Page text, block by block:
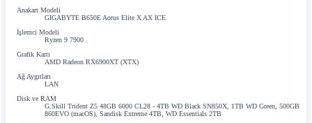
Anakart Modeli
GIGABYTE B650E Aorus Elite X AX ICE
İşlemci Modeli
Ryzen 9 7900
Grafik Kartı
AMD Radeon RX6900XT (XTX)
Ağ Aygıtları
LAN
Disk ve RAM
G.Skill Trident Z5 48GB 6000 CL28 - 4TB WD Black SN850X, 1TB WD Green, 500GB
860EVO (macOS), Sandisk Extreme 4TB, WD Essentials 2TB